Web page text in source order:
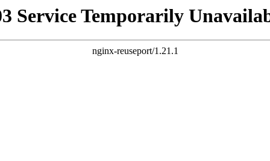
Service Temporarily
nginx-reuseport/1.21.1